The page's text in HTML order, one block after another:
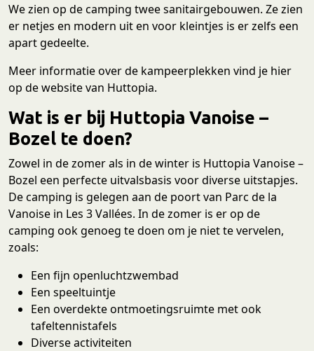
We zien op de camping twee sanitairgebouwen. Ze zien
er netjes en modern uit en voor kleintjes is er zelfs een
apart gedeelte.
Meer informatie over de kampeerplekken vind je hier
op de website van Huttopia.
Wat is er bij Huttopia Vanoise –
Bozel te doen?
Zowel in de zomer als in de winter is Huttopia Vanoise –
Bozel een perfecte uitvalsbasis voor diverse uitstapjes.
De camping is gelegen aan de poort van Parc de la
Vanoise in Les 3 Vallées. In de zomer is er op de
camping ook genoeg te doen om je niet te vervelen,
zoals:
Een fijn openluchtzwembad
Een speeltuintje
Een overdekte ontmoetingsruimte met ook
tafeltennistafels
Diverse activiteiten